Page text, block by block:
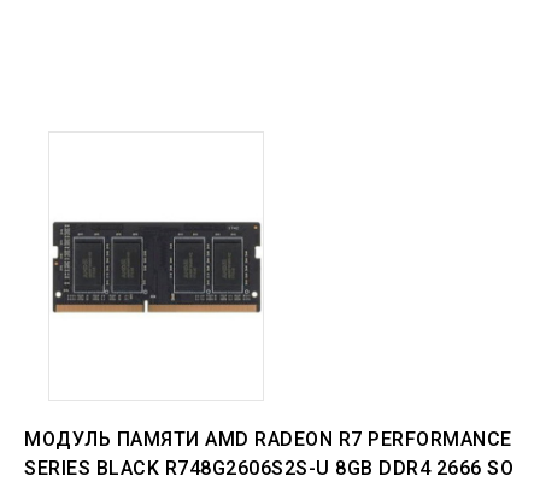
МОДУЛЬ ПАМЯТИ AMD RADEON R7 PERFORMANCE
SERIES BLACK R748G2606S2S-U 8GB DDR4 2666 SO